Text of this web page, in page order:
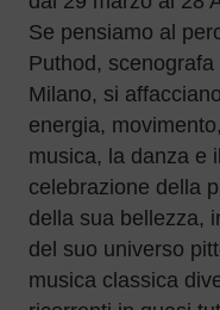
Se pensiamo al
Puthod,
Milano, si
energia,
musica, la danza e
celebrazione della
della sua bellezza,
del suo universo
musica classica